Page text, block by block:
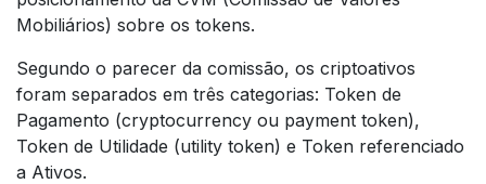
Mobiliários) sobre os tokens.
Segundo o parecer da comissão, os criptoativos
foram separados em três categorias: Token de
Pagamento (cryptocurrency ou payment token),
Token de Utilidade (utility token) e Token referenciado
a Ativos.